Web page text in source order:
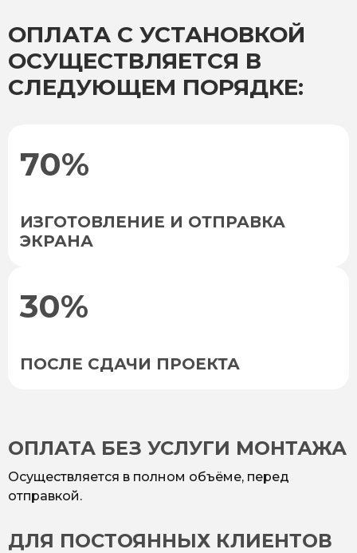
ОПЛАТА С УСТАНОВКОЙ
ОСУЩЕСТВЛЯЕТСЯ В
СЛЕДУЮЩЕМ ПОРЯДКЕ:
70%
ИЗГОТОВЛЕНИЕ И ОТПРАВКА
ЭКРАНА
30%
ПОСЛЕ СДАЧИ ПРОЕКТА
ОПЛАТА БЕЗ УСЛУГИ МОНТАЖА
Осуществляется в полном объёме, перед
отправкой.
ДЛЯ ПОСТОЯННЫХ КЛИЕНТОВ